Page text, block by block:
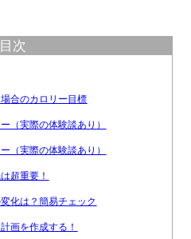
目次
合のカロリー目標
（実際の体験談あり）
（実際の体験談あり）
超重要！
化は？簡易チェック
画を作成する！